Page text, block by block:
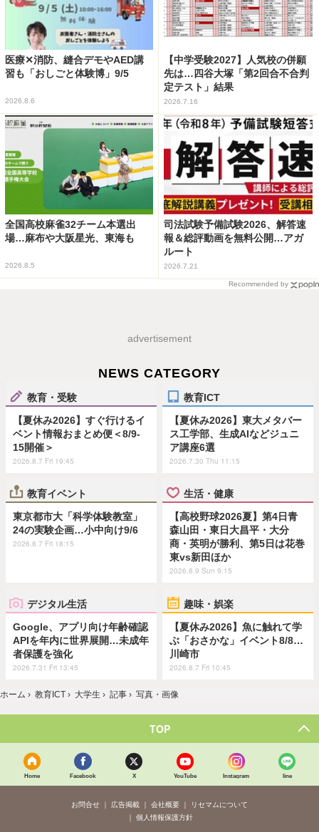
医療✕消防、縫合デモやAED講
習も「おしごと体験博」9/5
2026.8.6
【中学受験2027】人気校の併願
先は…四谷大塚「第2回合不合判
定テスト」結果
2026.7.16
全国高校麻雀32チーム本選出
場…麻布や大阪星光、東海も
2026.8.5
司法試験予備試験2026、解答速
報＆総評動画を無料公開…アガ
ルート
2026.7.21
Recommended by
advertisement
NEWS CATEGORY
教育・受験
【夏休み2026】すぐ行けるイ
ベント情報おまとめ便＜8/9-
15開催＞
2026.8.7 Fri 19:45
教育ICT
【夏休み2026】東大メタバー
ス工学部、生成AIなどジュニ
ア講座6選
2026.7.30 Thu 11:15
教育イベント
東京都市大「科学体験教室」
24の実験企画…小中向け9/6
2026.8.7 Fri 18:15
生活・健康
【高校野球2026夏】第4日青
森山田・東日大昌平・大分
商・英明が勝利、第5日は花巻
東vs新田ほか
2026.8.9 Sun 9:15
デジタル生活
Google、アプリ向け年齢確認
APIを年内に世界展開…未成年
者保護を強化
2026.7.31 Fri 13:45
趣味・娯楽
【夏休み2026】魚に触れて学
ぶ「おさかな」イベント8/8…
川崎市
2026.8.7 Fri 10:45
ホーム › 教育ICT › 大学生 › 記事 › 写真・画像
TOP
Home Facebook X YouTube Instagram line
お問合せ 広告掲載 会社概要
リセマムについて
個人情報保護方針